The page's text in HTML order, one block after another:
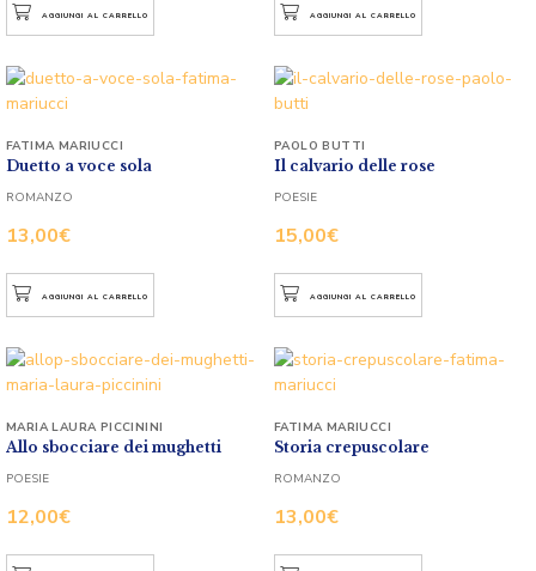
AGGIUNGI AL CARRELLO AGGIUNGI AL CARRELLO
Duetto a voce sola
13,00€
FATIMA MARIUCCI
ROMANZO
AGGIUNGI AL CARRELLO
Il calvario delle rose
15,00€
PAOLO BUTTI
POESIE
AGGIUNGI AL CARRELLO
Allo sbocciare dei mughetti
12,00€
MARIA LAURA PICCININI
POESIE
Storia crepuscolare
13,00€
FATIMA MARIUCCI
ROMANZO